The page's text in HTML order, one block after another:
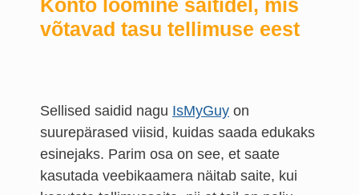
Konto loomine saitidel, mis
võtavad tasu tellimuse eest
Sellised saidid nagu IsMyGuy on
suurepärased viisid, kuidas saada edukaks
esinejaks. Parim osa on see, et saate
kasutada veebikaamera näitab saite, kui